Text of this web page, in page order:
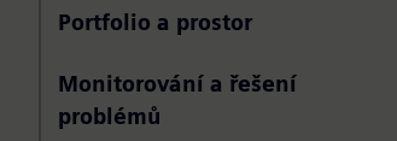
Portfolio a prostor
Monitorování a řešení
problémů